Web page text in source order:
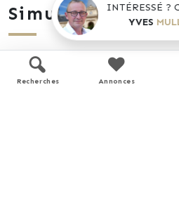
Simulation de
Prix du bien
INTÉRESSÉ ?
YVES
Recherches Annonces